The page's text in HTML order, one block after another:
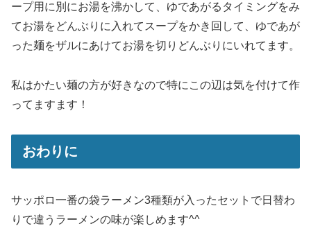
ープ用に別にお湯を沸かして、ゆであがるタイミングをみ
てお湯をどんぶりに入れてスープをかき回して、ゆであが
った麺をザルにあけてお湯を切りどんぶりにいれてます。
私はかたい麺の方が好きなので特にこの辺は気を付けて作
ってますます！
おわりに
サッポロ一番の袋ラーメン3種類が入ったセットで日替わ
りで違うラーメンの味が楽しめます^^